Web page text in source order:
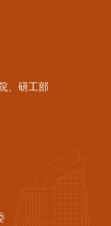
、研工部